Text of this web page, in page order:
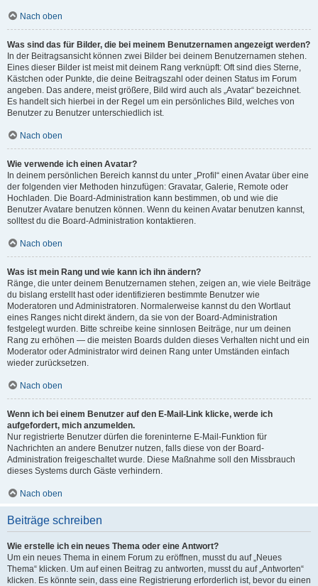
Nach oben
Was sind das für Bilder, die bei meinem Benutzernamen angezeigt werden?
In der Beitragsansicht können zwei Bilder bei deinem Benutzernamen stehen.
Eines dieser Bilder ist meist mit deinem Rang verknüpft: Oft sind dies Sterne,
Kästchen oder Punkte, die deine Beitragszahl oder deinen Status im Forum
angeben. Das andere, meist größere, Bild wird auch als „Avatar“ bezeichnet.
Es handelt sich hierbei in der Regel um ein persönliches Bild, welches von
Benutzer zu Benutzer unterschiedlich ist.
Nach oben
Wie verwende ich einen Avatar?
In deinem persönlichen Bereich kannst du unter „Profil“ einen Avatar über eine
der folgenden vier Methoden hinzufügen: Gravatar, Galerie, Remote oder
Hochladen. Die Board-Administration kann bestimmen, ob und wie die
Benutzer Avatare benutzen können. Wenn du keinen Avatar benutzen kannst,
solltest du die Board-Administration kontaktieren.
Nach oben
Was ist mein Rang und wie kann ich ihn ändern?
Ränge, die unter deinem Benutzernamen stehen, zeigen an, wie viele Beiträge
du bislang erstellt hast oder identifizieren bestimmte Benutzer wie
Moderatoren und Administratoren. Normalerweise kannst du den Wortlaut
eines Ranges nicht direkt ändern, da sie von der Board-Administration
festgelegt wurden. Bitte schreibe keine sinnlosen Beiträge, nur um deinen
Rang zu erhöhen — die meisten Boards dulden dieses Verhalten nicht und ein
Moderator oder Administrator wird deinen Rang unter Umständen einfach
wieder zurücksetzen.
Nach oben
Wenn ich bei einem Benutzer auf den E-Mail-Link klicke, werde ich
aufgefordert, mich anzumelden.
Nur registrierte Benutzer dürfen die foreninterne E-Mail-Funktion für
Nachrichten an andere Benutzer nutzen, falls diese von der Board-
Administration freigeschaltet wurde. Diese Maßnahme soll den Missbrauch
dieses Systems durch Gäste verhindern.
Nach oben
Beiträge schreiben
Wie erstelle ich ein neues Thema oder eine Antwort?
Um ein neues Thema in einem Forum zu eröffnen, musst du auf „Neues
Thema“ klicken. Um auf einen Beitrag zu antworten, musst du auf „Antworten“
klicken. Es könnte sein, dass eine Registrierung erforderlich ist, bevor du einen